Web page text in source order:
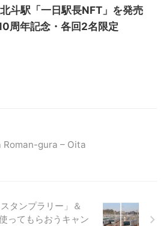
斗駅「一日駅長NFT」を発売
周年記念・各回2名限定
Roman-gura – Oita
タンプラリー」＆
ってもらおうキャン